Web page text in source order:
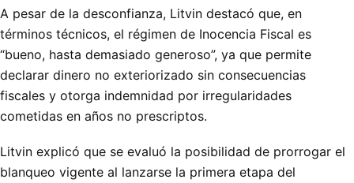
A pesar de la desconfianza, Litvin destacó que, en
términos técnicos, el régimen de Inocencia Fiscal es
“bueno, hasta demasiado generoso”, ya que permite
declarar dinero no exteriorizado sin consecuencias
fiscales y otorga indemnidad por irregularidades
cometidas en años no prescriptos.
Litvin explicó que se evaluó la posibilidad de prorrogar el
blanqueo vigente al lanzarse la primera etapa del